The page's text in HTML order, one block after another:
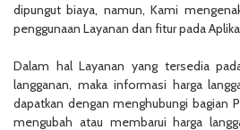
dipungut biaya, namun, Kami
penggunaan Layanan dan fitur pada
Dalam hal Layanan yang tersedia
langganan, maka informasi harga
dapatkan dengan menghubungi bagian
mengubah atau membarui harga